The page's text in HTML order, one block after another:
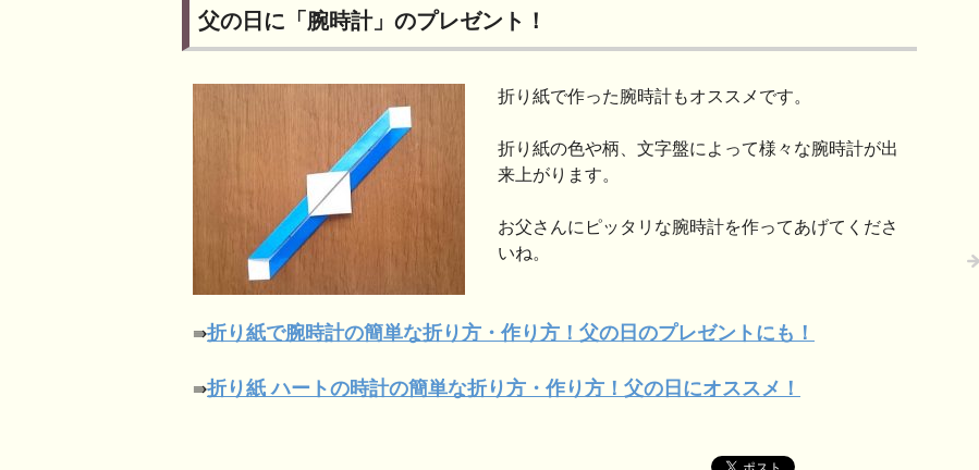
父の日に「腕時計」のプレゼント！
折り紙で作った腕時計もオススメです。
折り紙の色や柄、文字盤によって様々な腕時計が出
来上がります。
お父さんにピッタリな腕時計を作ってあげてくださ
いね。
⇛折り紙で腕時計の簡単な折り方・作り方！父の 日のプレゼントにも！
⇛折り紙 ハートの時計の簡単な折り方・作 り方！父の日にオススメ！